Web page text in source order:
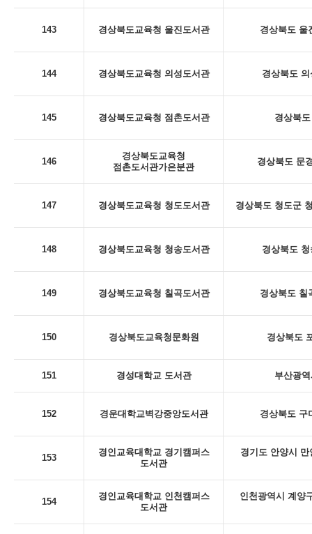
143 경상북도교육청 울진도서관 경상북도 울
144 경상북도교육청 의성도서관 경상북도
145 경상북도교육청 점촌도서관 경상북
146
경상북도교육청
점촌도서관가은분관
경상북도 문
147 경상북도교육청 청도도서관 경상북도 청도군
148 경상북도교육청 청송도서관 경상북도
149 경상북도교육청 칠곡도서관 경상북도 칠
150 경상북도교육청문화원 경상북도
151 경성대학교 도서관 부산광
152 경운대학교벽강중앙도서관 경상북도 구
153
경인교육대학교 경기캠퍼스
도서관
경기도 안양시
154
경인교육대학교 인천캠퍼스
도서관
인천광역시 계양